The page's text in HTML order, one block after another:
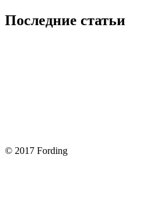
Последние статьи
© 2017 Fording